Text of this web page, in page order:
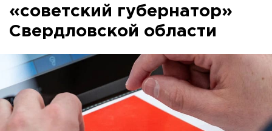
«советский губернатор»
Свердловской области